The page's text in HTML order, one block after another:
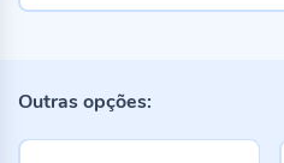
Outras opções: